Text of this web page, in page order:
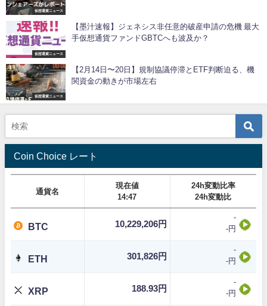
仮想通貨ニュース
仮想通貨ニュース
【墨汁速報】ジェネシス非任意的破産申請の危機 最大
手仮想通貨ファンドGBTCへも波及か？
仮想通貨ニュース
【2月14日〜20日】規制協議停滞とETF判断迫る、機
関資金の動きが市場左右
Coin Choice レート
通貨名
現在値
14:47
24h変動比率
24h変動比
BTC 10,229,206円
-
-円
ETH 301,826円
-
-円
XRP 188.93円
-
-円